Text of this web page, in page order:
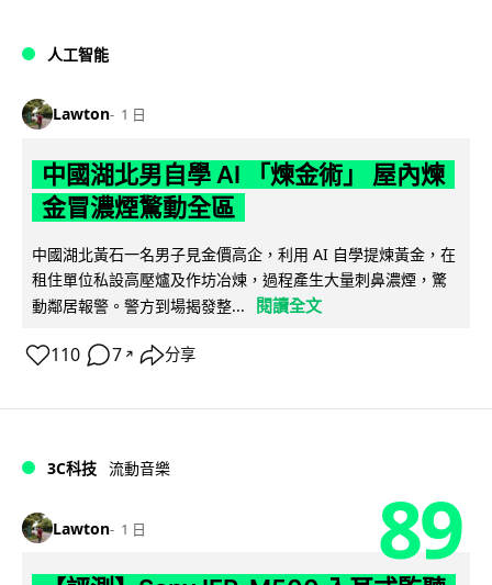
人工智能
Lawton 1 日
中國湖北男自學 AI 「煉金術」 屋內煉
金冒濃煙驚動全區
中國湖北黃石一名男子見金價高企，利用 AI 自學提煉黃金，在
租住單位私設高壓爐及作坊冶煉，過程產生大量刺鼻濃煙，驚
動鄰居報警。警方到場揭發整...
閱讀全文
110 7 ↗ 分享
3C科技 流動音樂
Lawton 1 日 89